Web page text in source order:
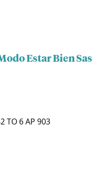
Estar Bien Sas
TO 6 AP 903